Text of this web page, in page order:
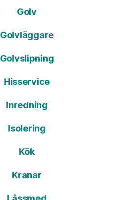
Golv
Golvläggare
Golvslipning
Hisservice
Inredning
Isolering
Kök
Kranar